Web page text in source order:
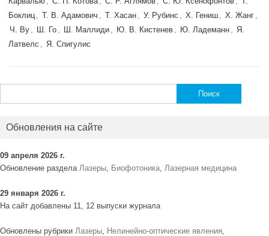
Боклиц , Т. В. Адамович , Т. Хасан , У. Рубинс , Х. Гениш , Х. Жанг ,
Ч. Ву , Ш. Го , Ш. Маллиди , Ю. В. Кистенев , Ю. Ладеманн , Я.
Латвелс , Я. Спигулис
Обновления на сайте
09 апреля 2026 г.
Обновление раздела Лазеры, Биофотоника, Лазерная медицина
29 января 2026 г.
На сайт добавлены 11, 12 выпуски журнала
Обновлены рубрики Лазеры, Нелинейно-оптические явления,